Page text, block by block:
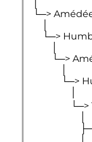
    └─>
        └─>
            └─>
                └─>
                    └─>